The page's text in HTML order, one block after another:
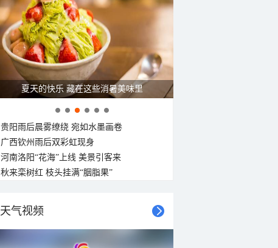
东北风
<3级
北风
<3级
北风
<3级 <3级
西北风
<3级
23°C 22°C 21°C 21°C
夏天的快乐 藏在这些消暑美味里
贵阳雨后晨雾缭绕 宛如水墨画卷
广西钦州雨后双彩虹现身
河南洛阳“花海”上线 美景引客来
秋来栾树红 枝头挂满“胭脂果”
天气视频